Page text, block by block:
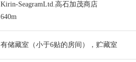
Kirin-SeagramLtd.高石加茂商店
640m
有储藏室（小于6贴的房间），贮藏室